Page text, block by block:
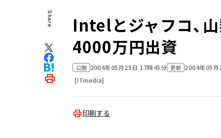
Share
Intelとジャフコ、
4000万円出資
公開 2004年05月25日 17時45分 更新 2004年05
[ITmedia]
印刷する